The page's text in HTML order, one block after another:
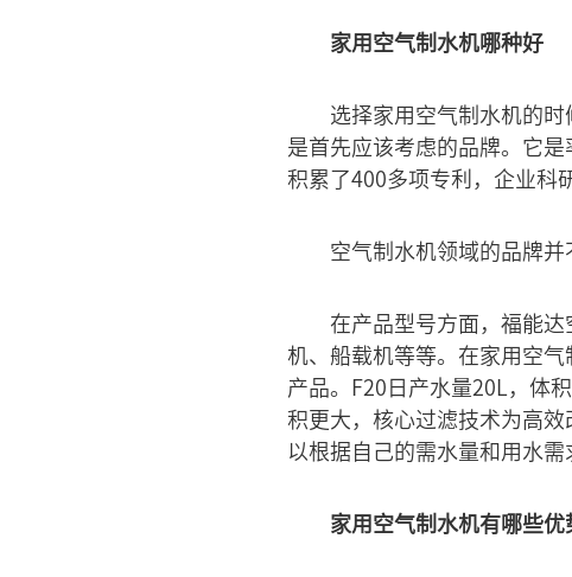
家用空气制水机哪种好
选择家用空气制水机的
是首先应该考虑的品牌。它
积累了400多项专利，企业科
空气制水机领域的品牌
在产品型号方面，福能
机、船载机等等。在家用空
产品。F20日产水量20L，体
积更大，核心过滤技术为高
以根据自己的需水量和用水需
家用空气制水机有哪些优